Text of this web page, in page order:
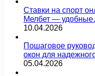
Ставки на спорт
Мелбет —
10.04.2026
Пошаговое
окон для
05.04.2026